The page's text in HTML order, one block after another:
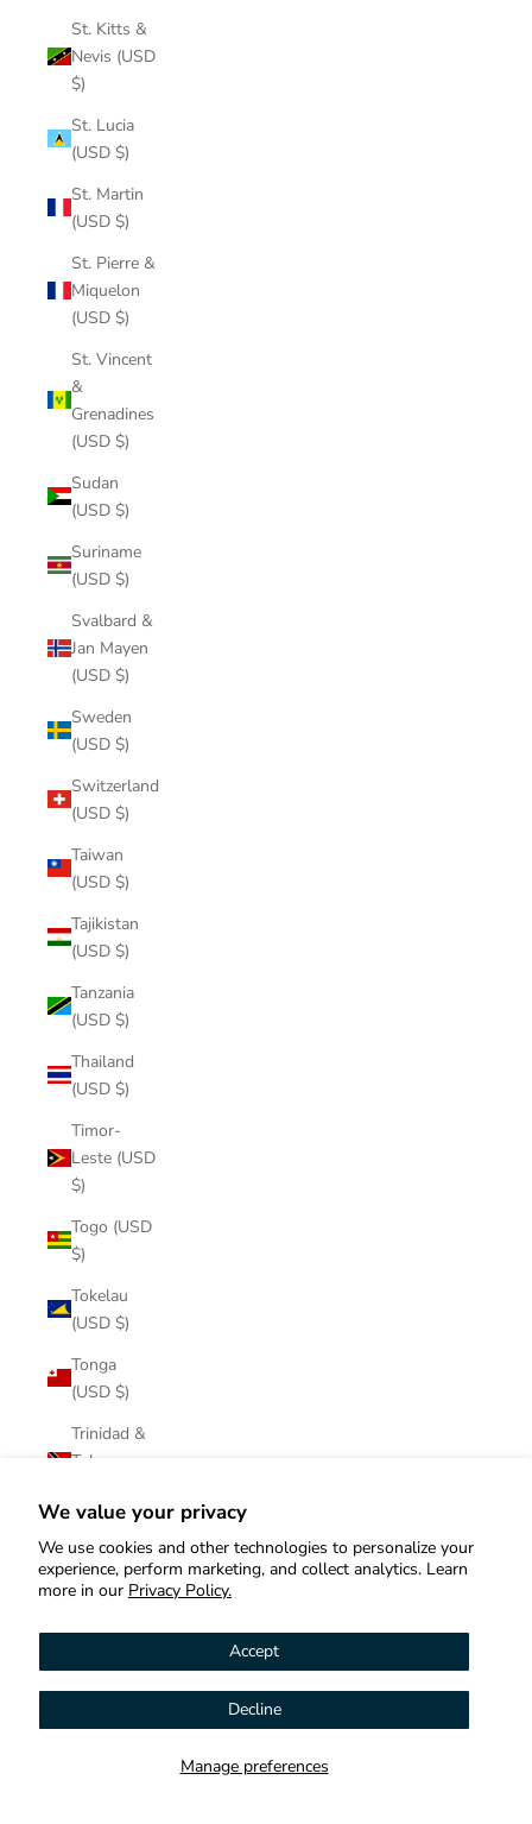
We value your privacy
We use cookies and other technologies to personalize your
experience, perform marketing, and collect analytics. Learn
more in our Privacy Policy.
Manage preferences
Accept
Decline
St. Kitts &
Nevis (USD
$)
St. Lucia
(USD $)
St. Martin
(USD $)
St. Pierre &
Miquelon
(USD $)
St. Vincent
&
Grenadines
(USD $)
Sudan
(USD $)
Suriname
(USD $)
Svalbard &
Jan Mayen
(USD $)
Sweden
(USD $)
Switzerland
(USD $)
Taiwan
(USD $)
Tajikistan
(USD $)
Tanzania
(USD $)
Thailand
(USD $)
Timor-
Leste (USD
$)
Togo (USD
$)
Tokelau
(USD $)
Tonga
(USD $)
Trinidad &
Tobago
Tristan da
Cunha
(USD $)
Türkiye